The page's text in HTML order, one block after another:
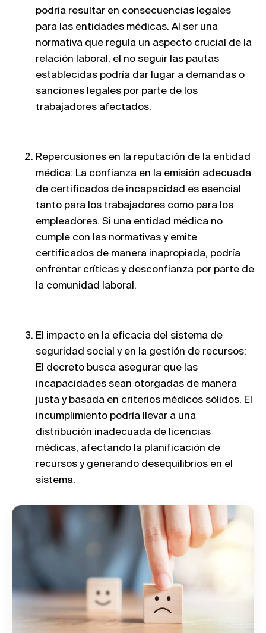
podría resultar en consecuencias legales
para las entidades médicas. Al ser una
normativa que regula un aspecto crucial de la
relación laboral, el no seguir las pautas
establecidas podría dar lugar a demandas o
sanciones legales por parte de los
trabajadores afectados.
Repercusiones en la reputación de la entidad
médica: La confianza en la emisión adecuada
de certificados de incapacidad es esencial
tanto para los trabajadores como para los
empleadores. Si una entidad médica no
cumple con las normativas y emite
certificados de manera inapropiada, podría
enfrentar críticas y desconfianza por parte de
la comunidad laboral.
El impacto en la eficacia del sistema de
seguridad social y en la gestión de recursos:
El decreto busca asegurar que las
incapacidades sean otorgadas de manera
justa y basada en criterios médicos sólidos. El
incumplimiento podría llevar a una
distribución inadecuada de licencias
médicas, afectando la planificación de
recursos y generando desequilibrios en el
sistema.